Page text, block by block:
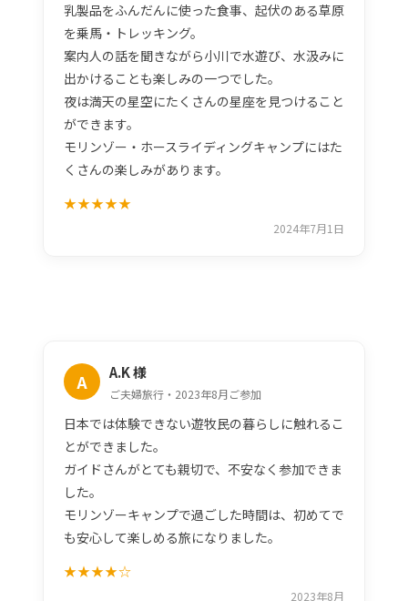
乳製品をふんだんに使った食事、起伏のある草原
を乗馬・トレッキング。
案内人の話を聞きながら小川で水遊び、水汲みに
出かけることも楽しみの一つでした。
夜は満天の星空にたくさんの星座を見つけること
ができます。
モリンゾー・ホースライディングキャンプにはた
くさんの楽しみがあります。
★★★★★
2024年7月1日
A A.K 様
ご夫婦旅行・2023年8月ご参加
日本では体験できない遊牧民の暮らしに触れるこ
とができました。
ガイドさんがとても親切で、不安なく参加できま
した。
モリンゾーキャンプで過ごした時間は、初めてで
も安心して楽しめる旅になりました。
★★★★☆
2023年8月